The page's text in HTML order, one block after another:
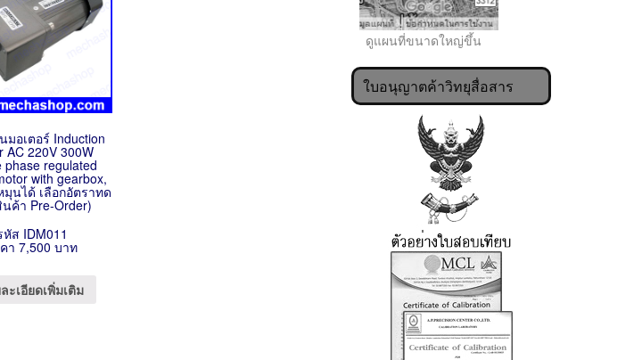
อเตอร์ Induction
AC 220V 300W
phase regulated
with gearbox,
มุนได้ เลือกอัตราทด
ค้า Pre-Order)
หัส IDM011
า 7,500 บาท
ะเอียดเพิ่มเติม
ดูแผนที่ขนาดใหญ่ขึ้น
ใบอนุญาตค้าวิทยุสื่อสาร